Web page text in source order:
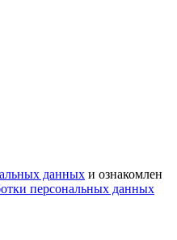
данных и ознакомлен
персональных данных